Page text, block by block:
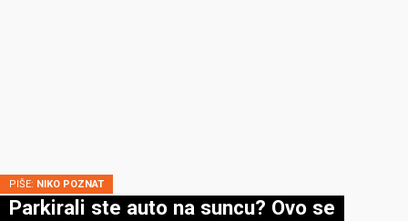
PIŠE: NIKO POZNAT
Parkirali ste auto na suncu? Ovo se